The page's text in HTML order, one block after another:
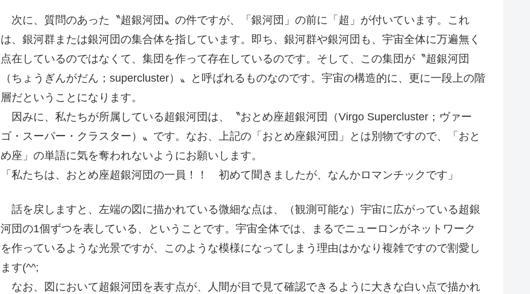
次に、質問のあった〝超銀河団〟の件ですが、「銀河団」の前に「超」が付いています。これ
は、銀河群または銀河団の集合体を指しています。即ち、銀河群や銀河団も、宇宙全体に万遍無く
点在しているのではなくて、集団を作って存在しているのです。そして、この集団が〝超銀河団
（ちょうぎんがだん；supercluster）〟と呼ばれるものなのです。宇宙の構造的に、更に一段上の階
層だということになります。
因みに、私たちが所属している超銀河団は、〝おとめ座超銀河団（Virgo Supercluster；ヴァー
ゴ・スーパー・クラスター）〟です。なお、上記の「おとめ座銀河団」とは別物ですので、「おと
め座」の単語に気を奪われないようにお願いします。
「私たちは、おとめ座超銀河団の一員！！ 初めて聞きましたが、なんかロマンチックです」
話を戻しますと、左端の図に描かれている微細な点は、（観測可能な）宇宙に広がっている超銀
河団の1個ずつを表している、ということです。宇宙全体では、まるでニューロンがネットワーク
を作っているような光景ですが、このような模様になってしまう理由はかなり複雑ですので割愛し
ます(^^;
なお、図において超銀河団を表す点が、人間が目で見て確認できるように大きな白い点で描かれ